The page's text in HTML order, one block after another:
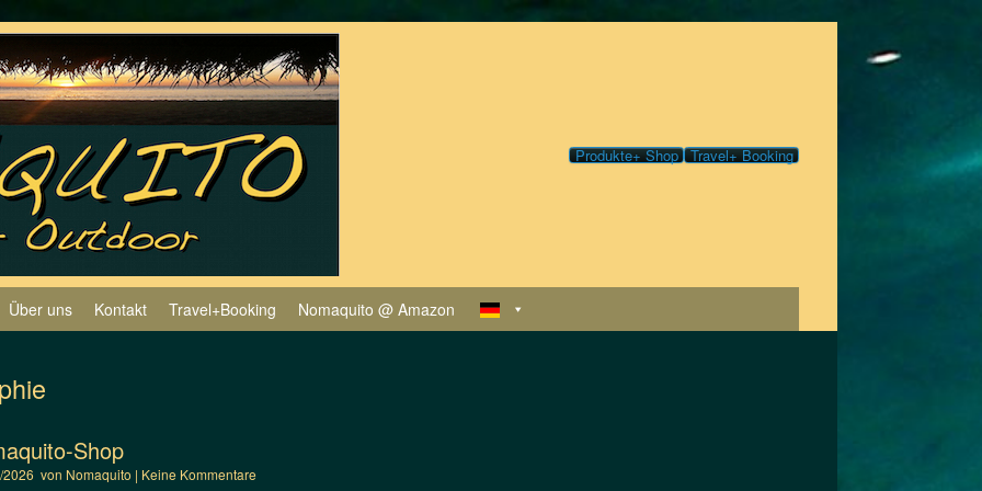
Produkte+ Shop Travel+ Booking
Über uns Kontakt Travel+Booking Nomaquito @ Amazon
Shop
2026 von Nomaquito | Keine Kommentare